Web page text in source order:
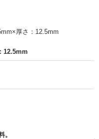
厚さ：12.5mm
12.5mm
。